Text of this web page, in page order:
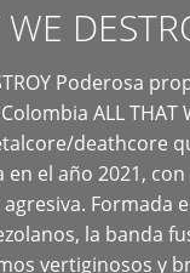
Poderosa
ALL THAT
deathcore
en el año 2021,
Formada
la banda
vertiginosos y
+